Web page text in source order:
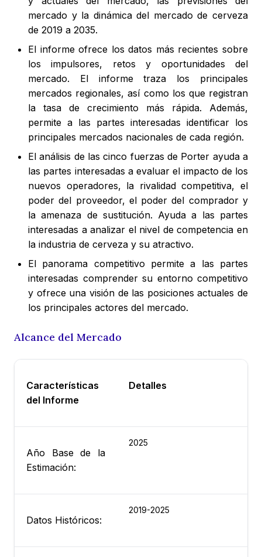
mercado y la dinámica del mercado de cerveza
de 2019 a 2035.
El informe ofrece los datos más recientes sobre
los impulsores, retos y oportunidades del
mercado. El informe traza los principales
mercados regionales, así como los que registran
la tasa de crecimiento más rápida. Además,
permite a las partes interesadas identificar los
principales mercados nacionales de cada región.
El análisis de las cinco fuerzas de Porter ayuda a
las partes interesadas a evaluar el impacto de los
nuevos operadores, la rivalidad competitiva, el
poder del proveedor, el poder del comprador y
la amenaza de sustitución. Ayuda a las partes
interesadas a analizar el nivel de competencia en
la industria de cerveza y su atractivo.
El panorama competitivo permite a las partes
interesadas comprender su entorno competitivo
y ofrece una visión de las posiciones actuales de
los principales actores del mercado.
Alcance del Mercado
Características
del Informe
Detalles
Año Base de la
Estimación:
2025
Datos Históricos:
2019-2025